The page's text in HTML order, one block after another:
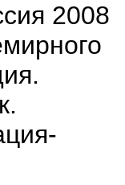
2008